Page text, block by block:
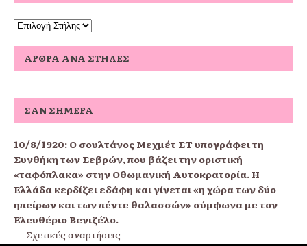
ΆΡΘΡΑ ΑΝΆ ΣΤΉΛΕΣ
ΣΑΝ ΣΉΜΕΡΑ
10/8/1920: Ο σουλτάνος Μεχμέτ ΣΤ υπογράφει τη
Συνθήκη των Σεβρών, που βάζει την οριστική
«ταφόπλακα» στην Οθωμανική Αυτοκρατορία. Η
Ελλάδα κερδίζει εδάφη και γίνεται «η χώρα των δύο
ηπείρων και των πέντε θαλασσών» σύμφωνα με τον
Ελευθέριο Βενιζέλο.
- Σχετικές αναρτήσεις